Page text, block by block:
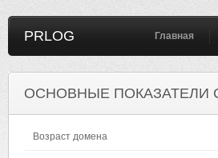
PRLOG Главная
ОСНОВНЫЕ ПОКАЗАТЕЛИ
Возраст домена